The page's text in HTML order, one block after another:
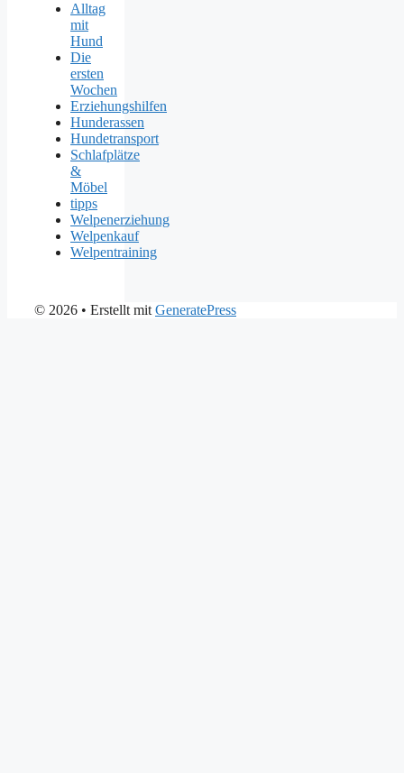
Alltag
mit
Hund
Die
ersten
Wochen
Erziehungshilfen
Hunderassen
Hundetransport
Schlafplätze
&
Möbel
tipps
Welpenerziehung
Welpenkauf
Welpentraining
© 2026 • Erstellt mit GeneratePress